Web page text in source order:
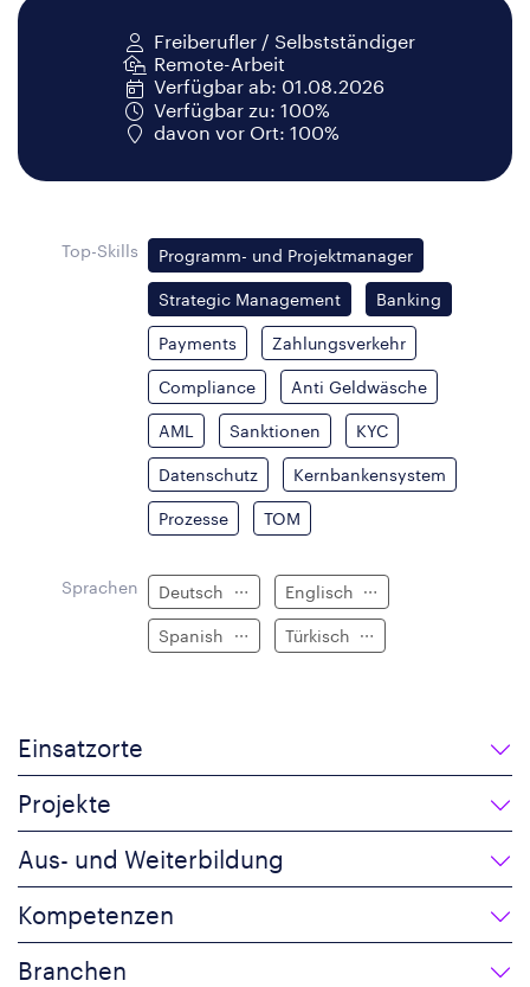
Freiberufler / Selbstständiger
Remote-Arbeit
Verfügbar ab: 01.08.2026
Verfügbar zu: 100%
davon vor Ort: 100%
Top-Skills Programm- und Projektmanager
Strategic Management Banking
Payments Zahlungsverkehr
Compliance Anti Geldwäsche
AML Sanktionen KYC
Datenschutz Kernbankensystem
Prozesse TOM
Sprachen Deutsch Englisch
Spanish Türkisch
Einsatzorte
Projekte
Aus- und Weiterbildung
Kompetenzen
Branchen